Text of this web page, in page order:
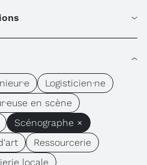
Logisticien·ne
en scène
Scénographe ×
Ressourcerie
locale